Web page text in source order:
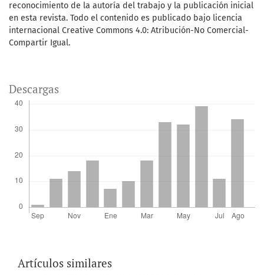
reconocimiento de la autoría del trabajo y la publicación inicial
en esta revista. Todo el contenido es publicado bajo licencia
internacional Creative Commons 4.0: Atribución-No Comercial-
Compartir Igual.
Descargas
Artículos similares